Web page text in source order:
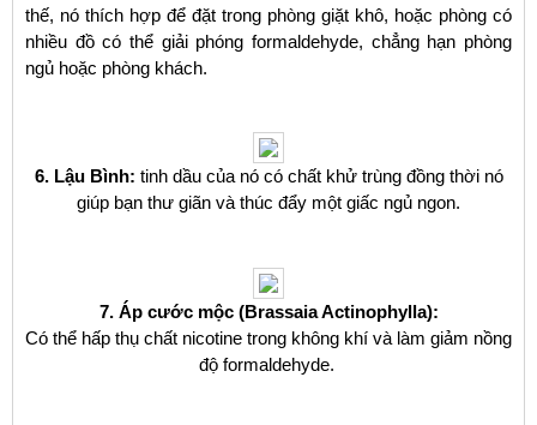
thế, nó thích hợp để đặt trong phòng giặt khô, hoặc phòng có
nhiều đồ có thể giải phóng formaldehyde, chẳng hạn phòng
ngủ hoặc phòng khách.
6. Lậu Bình: tinh dầu của nó có chất khử trùng đồng thời nó
giúp bạn thư giãn và thúc đẩy một giấc ngủ ngon.
7. Áp cước mộc (Brassaia Actinophylla):
Có thể hấp thụ chất nicotine trong không khí và làm giảm nồng
độ formaldehyde.